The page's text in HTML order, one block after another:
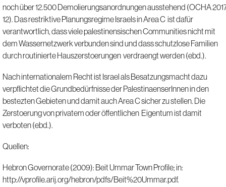
noch über 12.500 Demolierungsanordnungen ausstehend (OCHA
12). Das restriktive Planungsregime Israels in Area C ist dafür
verantwortlich, dass viele palestinensischen Communities nicht mit
dem Wassernetzwerk verbunden sind und dass schutzlose Familien
durch routinierte Hauszerstoerungen verdraengt werden (ebd.).
Nach internationalem Recht ist Israel als Besatzungsmacht dazu
verpflichtet die Grundbedürfnisse der PalestinaenserInnen in den
bestezten Gebieten und damit auch Area C sicher zu stellen. Die
Zerstoerung von privatem oder öffentlichen Eigentum ist damit
verboten (ebd.).
Quellen:
Hebron Governorate (2009): Beit Ummar Town Profile; in:
http://vprofile.arij.org/hebron/pdfs/Beit%20Ummar.pdf.